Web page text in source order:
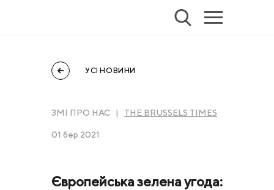
УСІ НОВИНИ
ЗМІ ПРО НАС | THE BRUSSELS TIMES
01 бер 2021
Європейська зелена угода: